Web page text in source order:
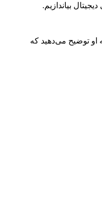
بیاندازیم.
او توضیح می‌دهید که